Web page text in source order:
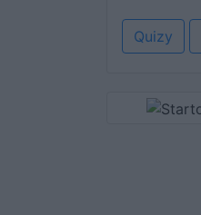
Quizy